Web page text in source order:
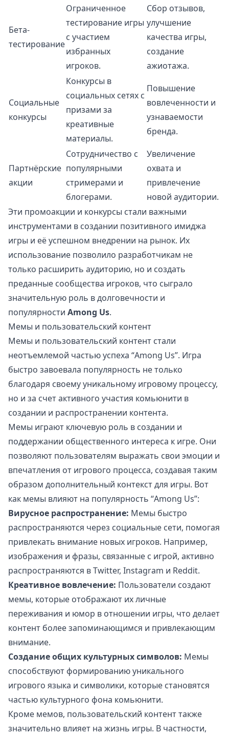
Бета-
тестирование
Ограниченное
тестирование игры
с участием
избранных
игроков.
Сбор отзывов,
улучшение
качества игры,
создание
ажиотажа.
Социальные
конкурсы
Конкурсы в
социальных сетях с
призами за
креативные
материалы.
Повышение
вовлеченности и
узнаваемости
бренда.
Партнёрские
акции
Сотрудничество с
популярными
стримерами и
блогерами.
Увеличение
охвата и
привлечение
новой аудитории.
Эти промоакции и конкурсы стали важными
инструментами в создании позитивного имиджа
игры и её успешном внедрении на рынок. Их
использование позволило разработчикам не
только расширить аудиторию, но и создать
преданные сообщества игроков, что сыграло
значительную роль в долговечности и
популярности Among Us.
Мемы и пользовательский контент
Мемы и пользовательский контент стали
неотъемлемой частью успеха “Among Us”. Игра
быстро завоевала популярность не только
благодаря своему уникальному игровому процессу,
но и за счет активного участия комьюнити в
создании и распространении контента.
Мемы играют ключевую роль в создании и
поддержании общественного интереса к игре. Они
позволяют пользователям выражать свои эмоции и
впечатления от игрового процесса, создавая таким
образом дополнительный контекст для игры. Вот
как мемы влияют на популярность “Among Us”:
Вирусное распространение: Мемы быстро
распространяются через социальные сети, помогая
привлекать внимание новых игроков. Например,
изображения и фразы, связанные с игрой, активно
распространяются в Twitter, Instagram и Reddit.
Креативное вовлечение: Пользователи создают
мемы, которые отображают их личные
переживания и юмор в отношении игры, что делает
контент более запоминающимся и привлекающим
внимание.
Создание общих культурных символов: Мемы
способствуют формированию уникального
игрового языка и символики, которые становятся
частью культурного фона комьюнити.
Кроме мемов, пользовательский контент также
значительно влияет на жизнь игры. В частности,